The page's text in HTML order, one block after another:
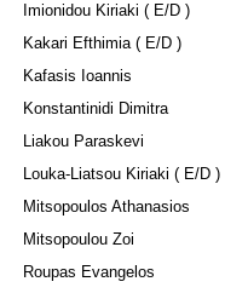
Imionidou Kiriaki ( Ε/D )
Kakari Efthimia ( Ε/D )
Kafasis Ioannis
Konstantinidi Dimitra
Liakou Paraskevi
Louka-Liatsou Kiriaki ( Ε/D )
Mitsopoulos Athanasios
Mitsopoulou Zoi
Roupas Evangelos